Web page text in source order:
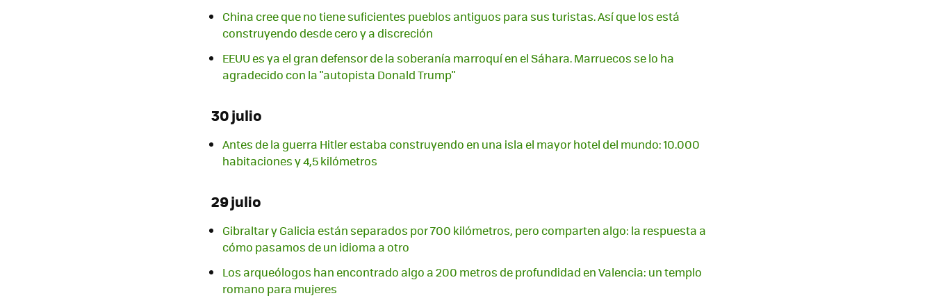
China cree que no tiene suficientes pueblos antiguos para sus turistas. Así que los está
construyendo desde cero y a discreción
EEUU es ya el gran defensor de la soberanía marroquí en el Sáhara. Marruecos se lo ha
agradecido con la "autopista Donald Trump"
30 julio
Antes de la guerra Hitler estaba construyendo en una isla el mayor hotel del mundo: 10.000
habitaciones y 4,5 kilómetros
29 julio
Gibraltar y Galicia están separados por 700 kilómetros, pero comparten algo: la respuesta a
cómo pasamos de un idioma a otro
Los arqueólogos han encontrado algo a 200 metros de profundidad en Valencia: un templo
romano para mujeres